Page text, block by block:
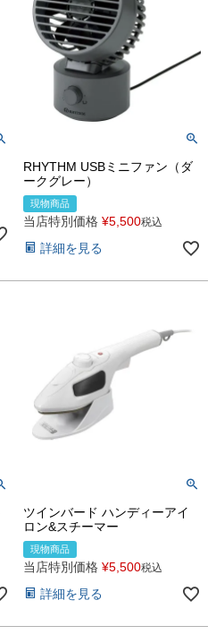
RHYTHM USBミニファン（ダ
ークグレー）
現物商品
当店特別価格 ¥5,500税込
詳細を見る
ツインバード ハンディーアイ
ロン&スチーマー
現物商品
当店特別価格 ¥5,500税込
詳細を見る